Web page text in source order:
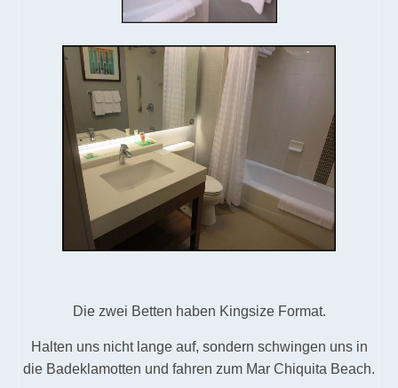
Die zwei Betten haben Kingsize Format.
Halten uns nicht lange auf, sondern schwingen uns in
die Badeklamotten und fahren zum Mar Chiquita Beach.